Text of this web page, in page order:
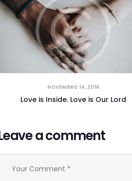
NOVEMBRO 14, 2016
Love is Inside. Love is Our Lord
a comment